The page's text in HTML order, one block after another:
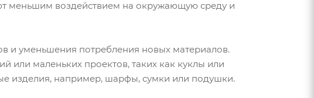
меньшим воздействием на окружающую среду и
и уменьшения потребления новых материалов.
или маленьких проектов, таких как куклы или
изделия, например, шарфы, сумки или подушки.